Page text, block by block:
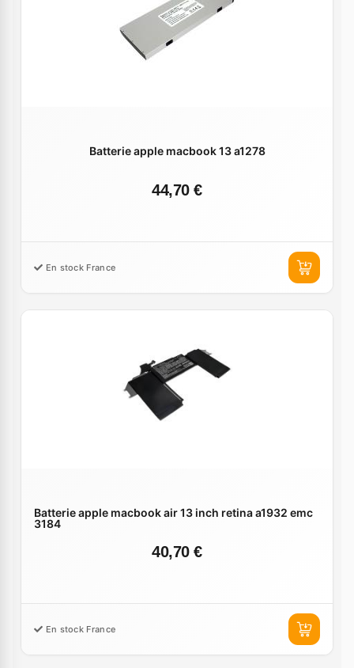
Batterie apple macbook 13 a1278
44,70 €
En stock France
Batterie apple macbook air 13 inch retina a1932 emc
3184
40,70 €
En stock France